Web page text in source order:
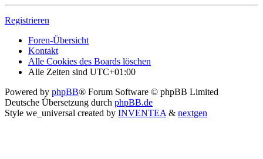
Registrieren
Foren-Übersicht
Kontakt
Alle Cookies des Boards löschen
Alle Zeiten sind UTC+01:00
Powered by phpBB® Forum Software © phpBB Limited
Deutsche Übersetzung durch phpBB.de
Style we_universal created by INVENTEA & nextgen